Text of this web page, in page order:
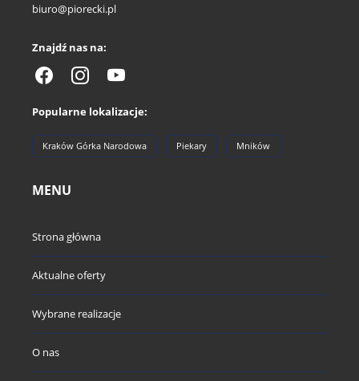
biuro@piorecki.pl
Znajdź nas na:
Popularne lokalizacje:
Kraków Górka Narodowa Piekary Mników
MENU
Strona główna
Aktualne oferty
Wybrane realizacje
O nas